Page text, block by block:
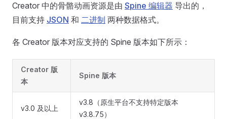
Creator 中的骨骼动画资源是由 Spine 编辑器 导出的，
目前支持 JSON 和 二进制 两种数据格式。
各 Creator 版本对应支持的 Spine 版本如下所示：
Creator 版
本
Spine 版本
v3.0 及以上
v3.8（原生平台不支持特定版本
v3.8.75）